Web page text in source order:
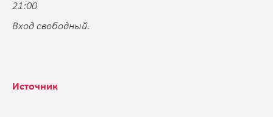
21:00
Вход свободный.
Источник